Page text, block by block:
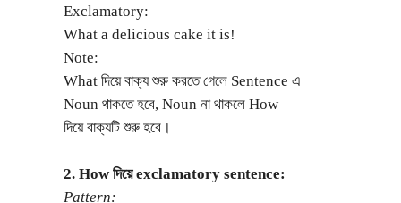
Exclamatory:
What a delicious cake it is!
Note:
What দিয়ে বাক্য শুরু করতে গেলে Sentence এ
Noun থাকতে হবে, Noun না থাকলে How
দিয়ে বাক্যটি শুরু হবে।
2. How দিয়ে exclamatory sentence:
Pattern: